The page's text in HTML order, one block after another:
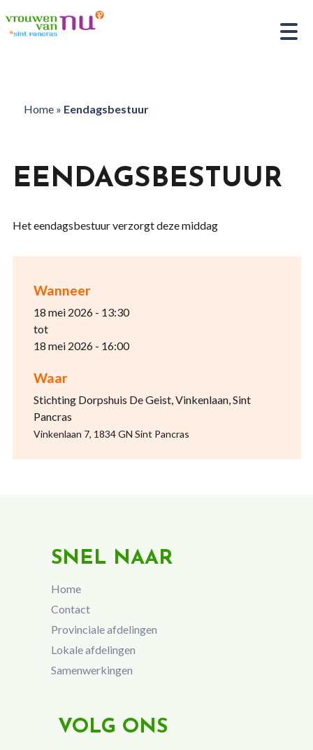
Home» Eendagsbestuur
Wanneer
18 mei 2026 - 13:30
tot
18 mei 2026 - 16:00
Waar
Stichting Dorpshuis De Geist, Vinkenlaan, Sint
Pancras
Vinkenlaan 7, 1834 GN Sint Pancras
EENDAGSBESTUUR
Het eendagsbestuur verzorgt deze middag
SNEL NAAR
Home
Contact
Provinciale afdelingen
Lokale afdelingen
Samenwerkingen
VOLG ONS